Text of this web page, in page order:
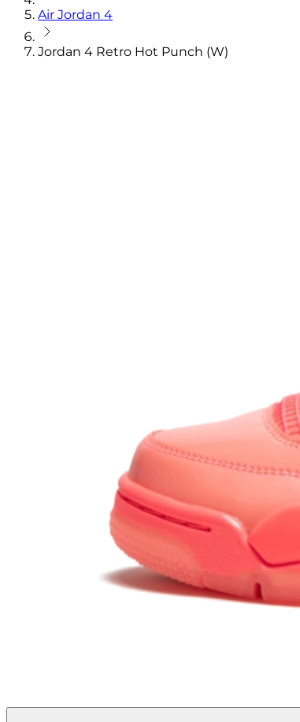
Air Jordan 4
Jordan 4 Retro Hot Punch (W)